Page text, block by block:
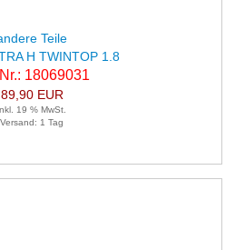
Teile
H TWINTOP 1.8
18069031
89,90 EUR
19 % MwSt.
Versand: 1 Tag